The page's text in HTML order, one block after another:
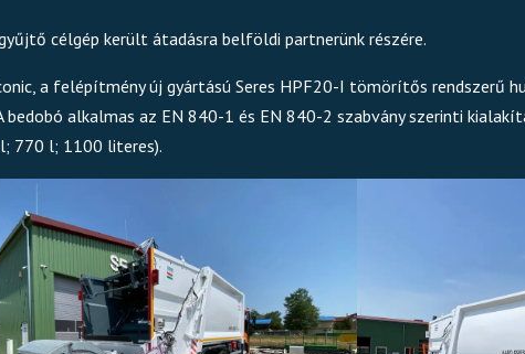
célgép került átadásra belföldi partnerünk részére.
a felépítmény új gyártású Seres HPF20-I tömörítős rendszerű
alkalmas az EN 840-1 és EN 840-2 szabvány szerinti
770 l; 1100 literes).